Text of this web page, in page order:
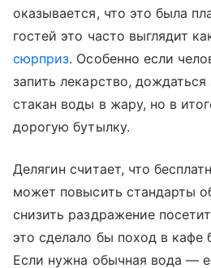
оказывается, что это была
гостей это часто выглядит
сюрприз. Особенно если
запить лекарство,
стакан воды в жару, но в
дорогую бутылку.
Делягин считает, что
может повысить стандарты
снизить раздражение
это сделало бы поход в кафе
Если нужна обычная вода —